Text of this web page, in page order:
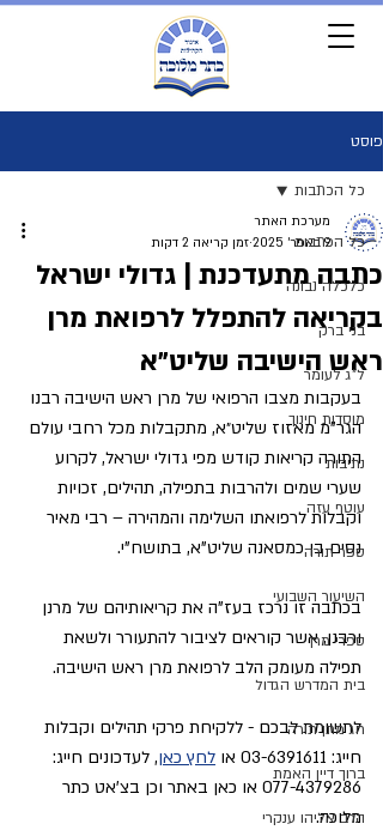
פוסט
כל הכתבות
כלכלה נבונה
בני ברק
ל"ג לעומר
מוסדות חינוך
נתיבות
עוטף עזה
ספר תורה
השיעור השבועי
ספרי מרן
בית המדרש הגדול
חג מתן תורה
ברוך דיין האמת
הרב אליהו ענקרי
כל הכתבות
כתבה מתעדכנת | גדולי ישראל
בקריאה להתפלל לרפואת מרן
ראש הישיבה שליט״א
מערכת האתר
9 באפר׳ 2025
זמן קריאה 2 דקות
בעקבות מצבו הרפואי של מרן ראש הישיבה רבנו
הגר"מ מאזוז שליט״א, מתקבלות מכל רחבי עולם
התורה קריאות קודש מפי גדולי ישראל, לקרוע
שערי שמים ולהרבות בתפילה, תהילים, זכויות
וקבלות לרפואתו השלימה והמהירה – רבי מאיר
נסים בן כמסאנה שליט"א, בתושח"י.
בכתבה זו נרכז בעז"ה את קריאותיהם של מרנן
ורבנן, אשר קוראים לציבור להתעורר ולשאת
תפילה מעומק הלב לרפואת מרן ראש הישיבה.
לתשומת לבכם - ללקיחת פרקי תהילים וקבלות
חייג: 03-6391611 או
לחץ כאן, לעדכונים חייג:
077-4379286 או כאן באתר וכן בצ'אט כתר
מלוכה.